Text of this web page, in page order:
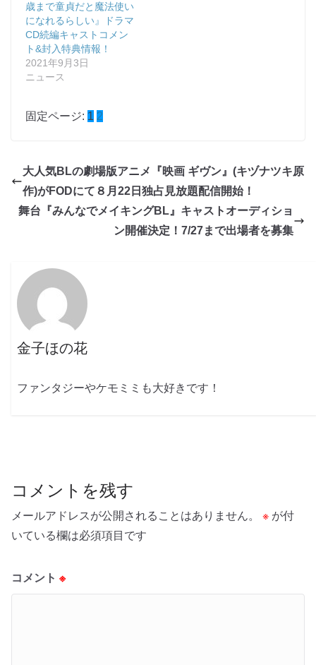
歳まで童貞だと魔法使い
になれるらしい』ドラマ
CD続編キャストコメン
ト&封入特典情報！
2021年9月3日
ニュース
固定ページ: 1 2
大人気BLの劇場版アニメ『映画 ギヴン』(キヅナツキ原
作)がFODにて８月22日独占見放題配信開始！
舞台『みんなでメイキングBL』キャストオーディショ
ン開催決定！7/27まで出場者を募集
金子ほの花
ファンタジーやケモミミも大好きです！
コメントを残す
メールアドレスが公開されることはありません。 ※ が付
いている欄は必須項目です
コメント ※